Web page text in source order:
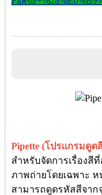
Pipette (โปรแกรมดู
สำหรับจัดการเรื่องสี
ภาพถ่ายโดยเฉพาะ
สามารถดูดรหัสสีจาก